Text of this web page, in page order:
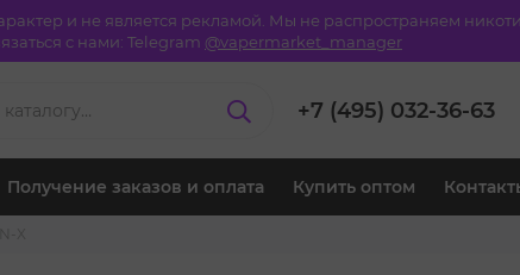
и не является рекламой. Мы не распространяем
с нами: Telegram @vapermarket_manager
+7 (495) 032-36-63
Получение заказов и оплата Купить оптом